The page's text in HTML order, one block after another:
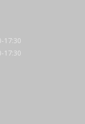
17:30
17:30